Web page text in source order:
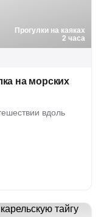
Прогулки на каяках
2 часа
на морских
вдоль